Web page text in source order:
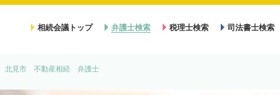
相続会議トップ 弁護士検索 税理士検索 司法書士検索
北見市 不動産相続 弁護士